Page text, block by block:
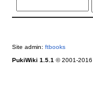
Site admin: ftbooks
PukiWiki 1.5.1© 2001-2016